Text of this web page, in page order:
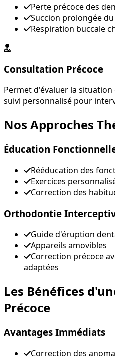
Perte précoce des
Succion prolongée
Respiration buccale
Consultation Précoce
Permet d'évaluer la
suivi personnalisé pour
Nos Approches
Éducation
Rééducation des
Exercices
Correction des
Orthodontie
Guide d'éruption
Appareils amovibles
Correction précoce
adaptées
Les Bénéfices
Précoce
Avantages Immédiats
Correction des